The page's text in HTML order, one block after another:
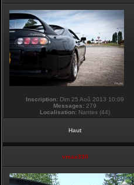
Inscription: Dim 25 Aoû 2013 10:09
Messages: 279
Localisation: Nantes (44)
Haut
vmax330